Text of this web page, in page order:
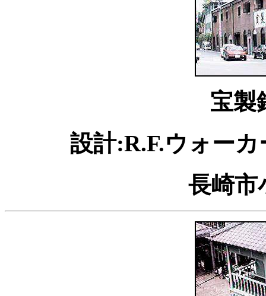
宝製
設計:R.F.ウォー
長崎市